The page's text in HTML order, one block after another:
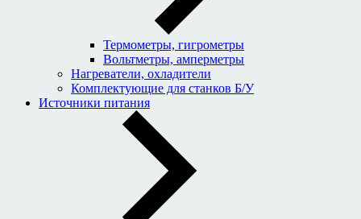
Термометры, гигрометры
Вольтметры, амперметры
Нагреватели, охладители
Комплектующие для станков Б/У
Источники питания